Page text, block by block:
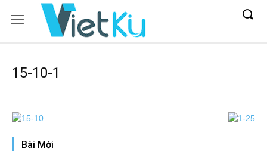
15-10-1
Bài Mới